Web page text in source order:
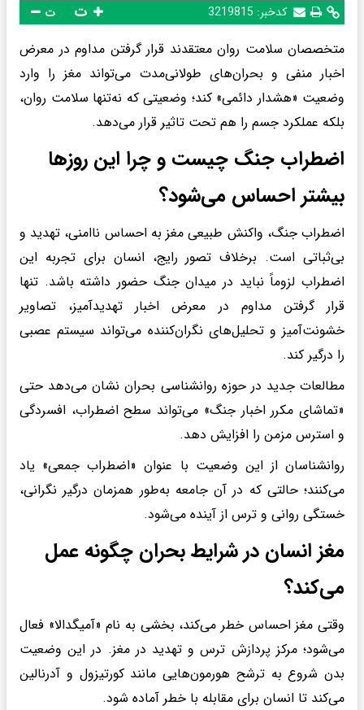
کدخبر: 3219815 ت
متخصصان سلامت روان معتقدند قرار گرفتن مداوم در معرض
اخبار منفی و بحران‌های طولانی‌مدت می‌تواند مغز را وارد
وضعیت «هشدار دائمی» کند؛ وضعیتی که نه‌تنها سلامت روان،
بلکه عملکرد جسم را هم تحت تاثیر قرار می‌دهد.
اضطراب جنگ چیست و چرا این روزها
بیشتر احساس می‌شود؟
اضطراب جنگ، واکنش طبیعی مغز به احساس ناامنی، تهدید و
بی‌ثباتی است. برخلاف تصور رایج، انسان برای تجربه این
اضطراب لزوماً نباید در میدان جنگ حضور داشته باشد. تنها
قرار گرفتن مداوم در معرض اخبار تهدیدآمیز، تصاویر
خشونت‌آمیز و تحلیل‌های نگران‌کننده می‌تواند سیستم عصبی
را درگیر کند.
مطالعات جدید در حوزه روانشناسی بحران نشان می‌دهد حتی
«تماشای مکرر اخبار جنگ» می‌تواند سطح اضطراب، افسردگی
و استرس مزمن را افزایش دهد.
روانشناسان از این وضعیت با عنوان «اضطراب جمعی» یاد
می‌کنند؛ حالتی که در آن جامعه به‌طور همزمان درگیر نگرانی،
خستگی روانی و ترس از آینده می‌شود.
مغز انسان در شرایط بحران چگونه عمل
می‌کند؟
وقتی مغز احساس خطر می‌کند، بخشی به نام «آمیگدالا» فعال
می‌شود؛ مرکز پردازش ترس و تهدید در مغز. در این وضعیت
بدن شروع به ترشح هورمون‌هایی مانند کورتیزول و آدرنالین
می‌کند تا انسان برای مقابله با خطر آماده شود.